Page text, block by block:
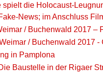
die Holocaust-
News; im Anschluss
/ Buchenwald 2017
/ Buchenwald 2017
in Pamplona
Baustelle in der Rigaer